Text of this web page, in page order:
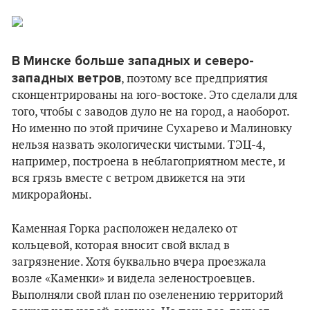
В Минске больше западных и северо-
западных ветров, поэтому все предприятия
сконцентрированы на юго-востоке. Это сделали для
того, чтобы с заводов дуло не на город, а наоборот.
Но именно по этой причине Сухарево и Малиновку
нельзя назвать экологически чистыми. ТЭЦ-4,
например, построена в неблагоприятном месте, и
вся грязь вместе с ветром движется на эти
микрорайоны.
Каменная Горка расположен недалеко от
кольцевой, которая вносит свой вклад в
загрязнение. Хотя буквально вчера проезжала
возле «Каменки» и видела зеленостроевцев.
Выполняли свой план по озеленению территорий